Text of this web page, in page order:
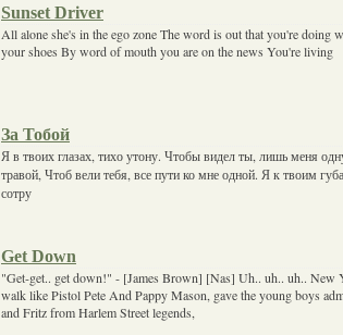
Sunset Driver
All alone she's in the ego zone The word is out that you're doing
your shoes By word of mouth you are on the news You're living
За Тобой
Я в твоих глазах, тихо утону. Чтобы видел ты, лишь меня
травой, Чтоб вели тебя, все пути ко мне одной. Я к твоим
сотру
Get Down
"Get-get.. get down!" - [James Brown] [Nas] Uh.. uh.. uh.. New
walk like Pistol Pete And Pappy Mason, gave the young boys
and Fritz from Harlem Street legends,